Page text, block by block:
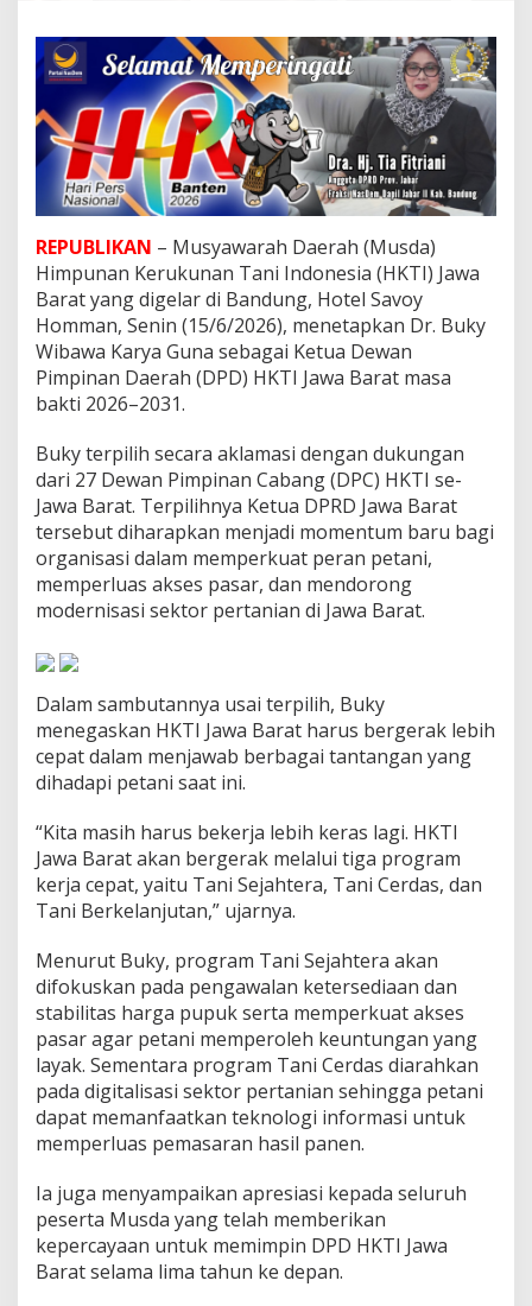
r
2
0
2
6
2
0
3
1
,
Y
a
y
a
t
n
d
h
e
:
J
a
o
s
t
e
e
m
a
j
n
O
r
g
n
s
a
REPUBLIKAN – Musyawarah Daerah (Musda)
Himpunan Kerukunan Tani Indonesia (HKTI) Jawa
Barat yang digelar di Bandung, Hotel Savoy
Homman, Senin (15/6/2026), menetapkan Dr. Buky
Wibawa Karya Guna sebagai Ketua Dewan
Pimpinan Daerah (DPD) HKTI Jawa Barat masa
bakti 2026–2031.
Buky terpilih secara aklamasi dengan dukungan
dari 27 Dewan Pimpinan Cabang (DPC) HKTI se-
Jawa Barat. Terpilihnya Ketua DPRD Jawa Barat
tersebut diharapkan menjadi momentum baru bagi
organisasi dalam memperkuat peran petani,
memperluas akses pasar, dan mendorong
modernisasi sektor pertanian di Jawa Barat.
Dalam sambutannya usai terpilih, Buky
menegaskan HKTI Jawa Barat harus bergerak lebih
cepat dalam menjawab berbagai tantangan yang
dihadapi petani saat ini.
“Kita masih harus bekerja lebih keras lagi. HKTI
Jawa Barat akan bergerak melalui tiga program
kerja cepat, yaitu Tani Sejahtera, Tani Cerdas, dan
Tani Berkelanjutan,” ujarnya.
Menurut Buky, program Tani Sejahtera akan
difokuskan pada pengawalan ketersediaan dan
stabilitas harga pupuk serta memperkuat akses
pasar agar petani memperoleh keuntungan yang
layak. Sementara program Tani Cerdas diarahkan
pada digitalisasi sektor pertanian sehingga petani
dapat memanfaatkan teknologi informasi untuk
memperluas pemasaran hasil panen.
Ia juga menyampaikan apresiasi kepada seluruh
peserta Musda yang telah memberikan
kepercayaan untuk memimpin DPD HKTI Jawa
Barat selama lima tahun ke depan.